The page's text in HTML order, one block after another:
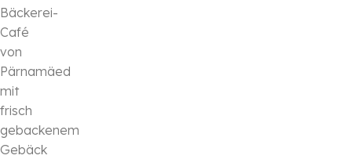
Bäckerei-
Café
von
Pärnamäed
mit
frisch
gebackenem
Gebäck